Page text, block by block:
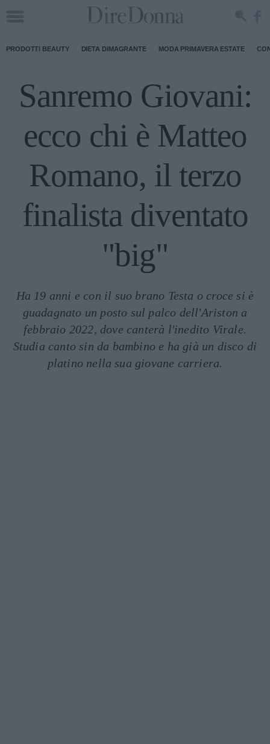
PRODOTTI BEAUTY DIETA DIMAGRANTE MODA PRIMAVERA ESTATE
Sanremo Giovani:
ecco chi è Matteo
Romano, il terzo
finalista diventato
"big"
Ha 19 anni e con il suo brano Testa o croce si è
guadagnato un posto sul palco dell'Ariston a
febbraio 2022, dove canterà l'inedito Virale.
Studia canto sin da bambino e ha già un disco di
platino nella sua giovane carriera.